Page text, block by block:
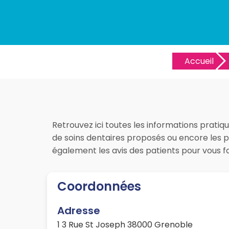
Accueil
Retrouvez ici toutes les informations
de soins dentaires proposés ou encore les
également les avis des patients pour vous
Coordonnées
Adresse
1 3 Rue St Joseph 38000 Grenoble